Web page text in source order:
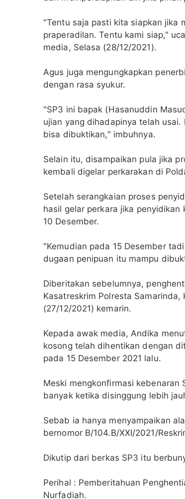
"Tentu saja pasti kita siapkan jika
praperadilan. Tentu kami siap,"
media, Selasa (28/12/2021).
Agus juga mengungkapkan
dengan rasa syukur.
"SP3 ini bapak (Hasanuddin
ujian yang dihadapinya telah
bisa dibuktikan," imbuhnya.
Selain itu, disampaikan pula jika
kembali digelar perkarakan di
Setelah serangkaian proses
hasil gelar perkara jika
10 Desember.
"Kemudian pada 15 Desember
dugaan penipuan itu mampu
Diberitakan sebelumnya,
Kasatreskrim Polresta
(27/12/2021) kemarin.
Kepada awak media, Andika
kosong telah dihentikan dengan
pada 15 Desember 2021 lalu.
Meski mengkonfirmasi kebenaran
banyak ketika disinggung lebih
Sebab ia hanya menyampaikan
bernomor B/104.B/XXI/2021/
Dikutip dari berkas SP3 itu
Perihal : Pemberitahuan
Nurfadiah.